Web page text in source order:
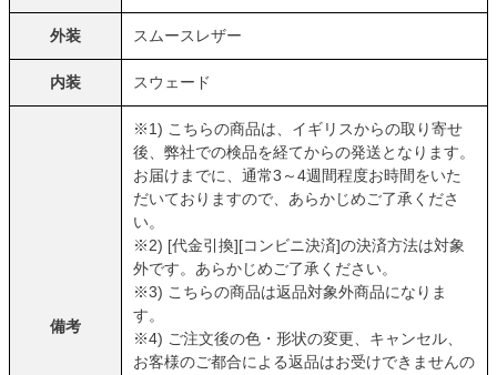
外装 スムースレザー
内装 スウェード
備考
※1) こちらの商品は、イギリスからの取り寄せ
後、弊社での検品を経てからの発送となります。
お届けまでに、通常3～4週間程度お時間をいた
だいておりますので、あらかじめご了承くださ
い。
※2) [代金引換][コンビニ決済]の決済方法は対象
外です。あらかじめご了承ください。
※3) こちらの商品は返品対象外商品になりま
す。
※4) ご注文後の色・形状の変更、キャンセル、
お客様のご都合による返品はお受けできませんの